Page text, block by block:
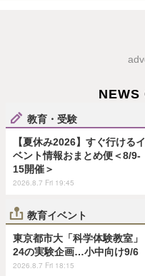
NEWS
教育・受験
【夏休み2026】すぐ行けるイ
ベント情報おまとめ便＜8/9-
15開催＞
2026.8.7 Fri 19:45
教育イベント
東京都市大「科学体験教室」
24の実験企画…小中向け9/6
2026.8.7 Fri 18:15